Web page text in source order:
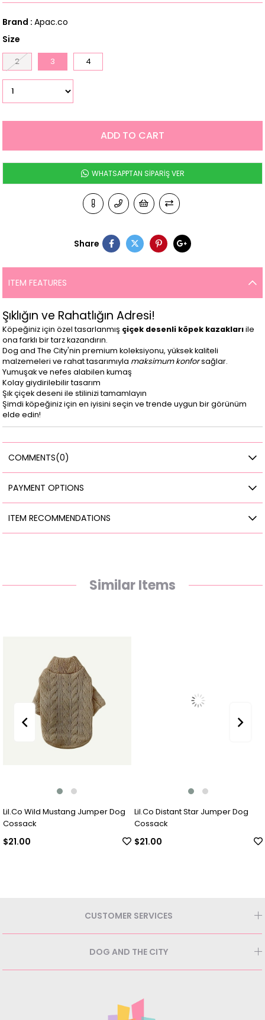
Brand : Apac.co
Size
2 3 4
WHATSAPPTAN SİPARİŞ VER
Share
ITEM FEATURES
Şıklığın ve Rahatlığın Adresi!
Köpeğiniz için özel tasarlanmış çiçek desenli köpek kazaklarıile
ona farklı bir tarz kazandırın.
Dog and The City'nin premium koleksiyonu, yüksek kaliteli
malzemeleri ve rahat tasarımıyla maksimum konforsağlar.
Yumuşak ve nefes alabilen kumaş
Kolay giydirilebilir tasarım
Şık çiçek deseni ile stilinizi tamamlayın
Şimdi köpeğiniz için en iyisini seçin ve trende uygun bir görünüm
elde edin!
COMMENTS(0)
PAYMENT OPTIONS
ITEM RECOMMENDATIONS
Similar Items
Lil.Co Wild Mustang Jumper Dog
Cossack
$21.00
Lil.Co Distant Star Jumper Dog
Cossack
$21.00
CUSTOMER SERVICES
DOG AND THE CITY